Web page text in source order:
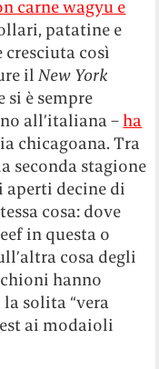
carne wagyu e
patatine e
così
ilNew York
si è sempre
all’italiana – ha
chicagoana. Tra
seconda stagione
aperti decine di
cosa: dove
in questa o
cosa degli
hanno
solita “vera
ai modaioli